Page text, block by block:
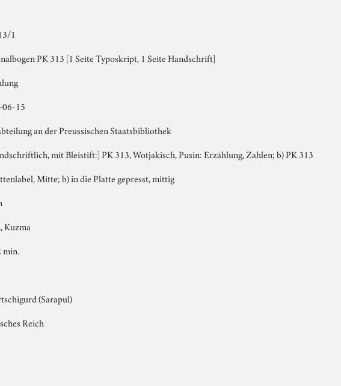
1
PK 313 [1 Seite Typoskript, 1 Seite Handschrift]
06-15
an der Preussischen Staatsbibliothek
mit Bleistift:] PK 313, Wotjakisch, Pusin: Erzählung, Zahlen; b) PK 313
Mitte; b) in die Platte gepresst, mittig
Kuzma
min.
(Sarapul)
Reich